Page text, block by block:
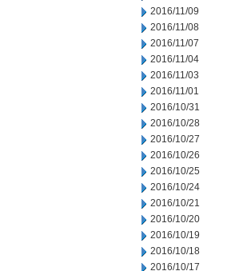
2016/11/09
2016/11/08
2016/11/07
2016/11/04
2016/11/03
2016/11/01
2016/10/31
2016/10/28
2016/10/27
2016/10/26
2016/10/25
2016/10/24
2016/10/21
2016/10/20
2016/10/19
2016/10/18
2016/10/17